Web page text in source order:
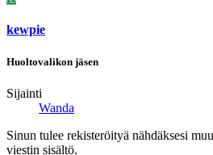
kewpie
Huoltovalikon jäsen
Sijainti
Wanda
Sinun tulee rekisteröityä nähdäksesi
viestin sisältö.